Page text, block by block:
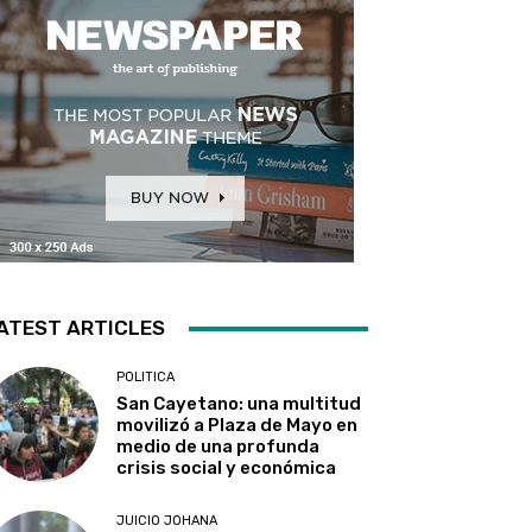
ARTICLES
POLITICA
San Cayetano: una multitud
movilizó a Plaza de Mayo en
medio de una profunda
crisis social y económica
JUICIO JOHANA